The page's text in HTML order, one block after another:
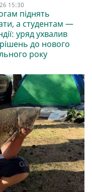
15:30
піднять
а студентам —
уряд ухвалив
до нового
року